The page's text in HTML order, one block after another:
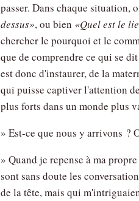
passer. Dans chaque situation,
dessus , ou bien Quel est le
chercher le pourquoi et le
que de comprendre ce qui se
est donc d'instaurer, de la
qui puisse captiver l'attention
plus forts dans un monde plus
» Est-ce que nous y arrivons ?
» Quand je repense à ma
sont sans doute les
de la tête, mais qui